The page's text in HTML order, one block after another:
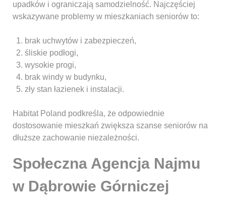
upadków i ograniczają samodzielność. Najczęściej
wskazywane problemy w mieszkaniach seniorów to:
brak uchwytów i zabezpieczeń,
śliskie podłogi,
wysokie progi,
brak windy w budynku,
zły stan łazienek i instalacji.
Habitat Poland podkreśla, że odpowiednie
dostosowanie mieszkań zwiększa szanse seniorów na
dłuższe zachowanie niezależności.
Społeczna Agencja Najmu
w Dąbrowie Górniczej